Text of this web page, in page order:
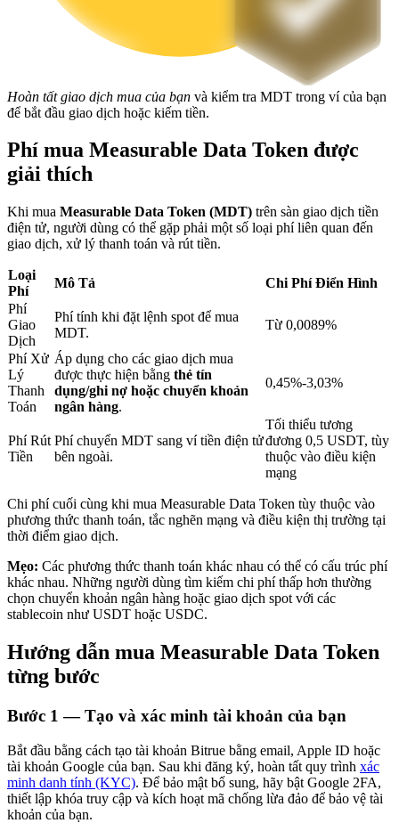
Đầu tư độc quyền cho người nắm giữ BTR
Tận hưởng việc quản lý tài chính hiện tại và thu nhập lâu dài
Staking 101
Tìm hiểu về kiếm thu nhập thụ động
Bitrue
AI
Hoàn tất giao dịch mua của bạn và kiểm tra MDT trong ví của bạn
để bắt đầu giao dịch hoặc kiếm tiền.
Phí mua Measurable Data Token được
giải thích
Khi mua Measurable Data Token (MDT) trên sàn giao dịch tiền
điện tử, người dùng có thể gặp phải một số loại phí liên quan đến
giao dịch, xử lý thanh toán và rút tiền.
Loại
Phí
Mô Tả
Chi Phí Điển Hình
Phí
Giao
Dịch
Phí tính khi đặt lệnh spot để mua
MDT.
Từ 0,0089%
Phí Xử
Lý
Thanh
Toán
Áp dụng cho các giao dịch mua
được thực hiện bằng thẻ tín
dụng/ghi nợ hoặc chuyển khoản
ngân hàng.
0,45%-3,03%
Phí Rút
Tiền
Phí chuyển MDT sang ví tiền điện tử
bên ngoài.
Tối thiểu tương
đương 0,5 USDT, tùy
thuộc vào điều kiện
mạng
Chi phí cuối cùng khi mua Measurable Data Token tùy thuộc vào
phương thức thanh toán, tắc nghẽn mạng và điều kiện thị trường tại
thời điểm giao dịch.
Mẹo: Các phương thức thanh toán khác nhau có thể có cấu trúc phí
khác nhau. Những người dùng tìm kiếm chi phí thấp hơn thường
chọn chuyển khoản ngân hàng hoặc giao dịch spot với các
stablecoin như USDT hoặc USDC.
Hướng dẫn mua Measurable Data Token
từng bước
Bước 1 —Tạo và xác minh tài khoản của bạn
Bắt đầu bằng cách tạo tài khoản Bitrue bằng email, Apple ID hoặc
tài khoản Google của bạn. Sau khi đăng ký, hoàn tất quy trình xác
minh danh tính (KYC). Để bảo mật bổ sung, hãy bật Google 2FA,
thiết lập khóa truy cập và kích hoạt mã chống lừa đảo để bảo vệ tài
khoản của bạn.